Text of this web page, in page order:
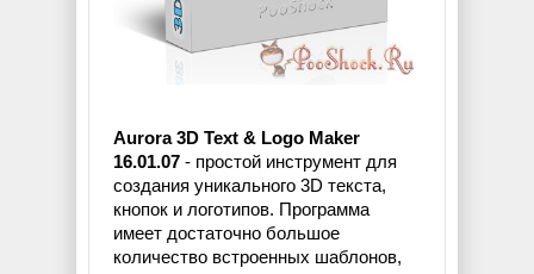
Aurora 3D Text & Logo Maker
16.01.07 - простой инструмент для
создания уникального 3D текста,
кнопок и логотипов. Программа
имеет достаточно большое
количество встроенных шаблонов,